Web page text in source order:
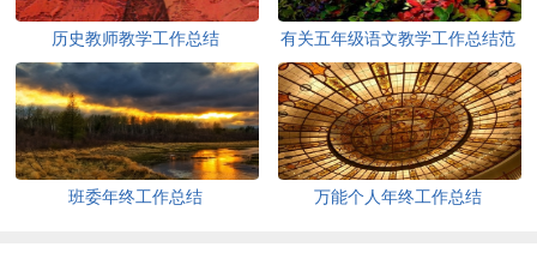
历史教师教学工作总结
有关五年级语文教学工作总结范
文
班委年终工作总结 万能个人年终工作总结